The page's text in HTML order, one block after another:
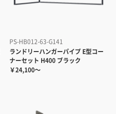
PS-HB012-63-G141
ランドリーハンガーパイプ E型コー
ナーセット H400 ブラック
￥24,100～